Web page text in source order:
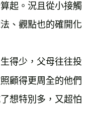
起。況且從小接觸
、觀點也的確開化
得少，父母往往投
顧得更周全的他們
想特別多，又超怕